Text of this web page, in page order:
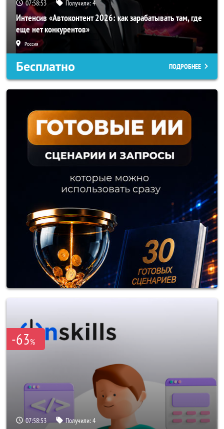
07:58:50 Получили:4
Интенсив «Автоконтент 2026: как зарабатывать там, где
еще нет конкурентов»
Россия
Бесплатно ПОДРОБНЕЕ
-63%
07:58:50 Получили:4